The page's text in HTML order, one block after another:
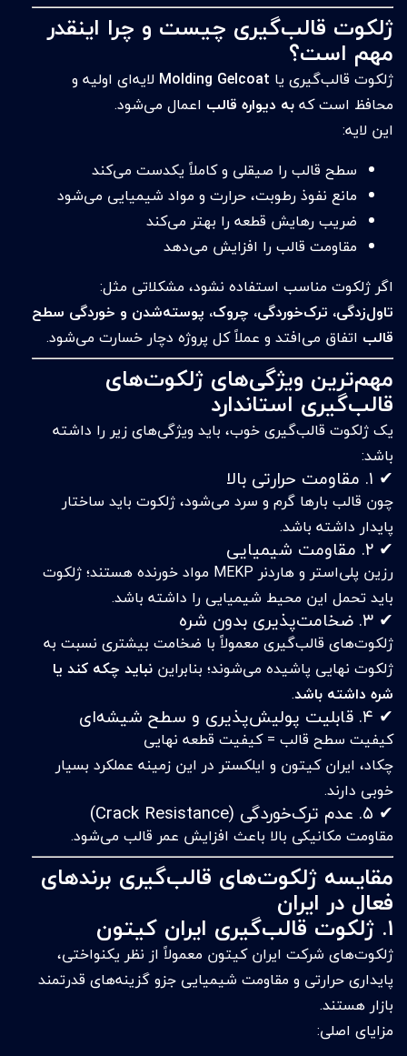
ژلکوت قالب‌گیری چیست و چرا اینقدر
مهم است؟
ژلکوت قالب‌گیری یا Molding Gelcoat لایه‌ای اولیه و
محافظ است کهبه دیواره قالب اعمال می‌شود.
این لایه:
سطح قالب را صیقلی و کاملاً یکدست می‌کند
مانع نفوذ رطوبت، حرارت و مواد شیمیایی می‌شود
ضریب رهایش قطعه را بهتر می‌کند
مقاومت قالب را افزایش می‌دهد
اگر ژلکوت مناسب استفاده نشود، مشکلاتی مثل:
تاول‌زدگی، ترک‌خوردگی، چروک، پوسته‌شدن و خوردگی سطح
قالب اتفاق می‌افتد و عملاً کل پروژه دچار خسارت می‌شود.
مهم‌ترین ویژگی‌های ژلکوت‌های
قالب‌گیری استاندارد
یک ژلکوت قالب‌گیری خوب، باید ویژگی‌های زیر را داشته
باشد:
✔ ۱. مقاومت حرارتی بالا
چون قالب بارها گرم و سرد می‌شود، ژلکوت باید ساختار
پایدار داشته باشد.
✔ ۲. مقاومت شیمیایی
رزین پلی‌استر و هاردنر MEKP مواد خورنده هستند؛ ژلکوت
باید تحمل این محیط شیمیایی را داشته باشد.
✔ ۳. ضخامت‌پذیری بدون شره
ژلکوت‌های قالب‌گیری معمولاً با ضخامت بیشتری نسبت به
ژلکوت نهایی پاشیده می‌شوند؛ بنابراین نباید چکه کند یا
شره داشته باشد.
✔ ۴. قابلیت پولیش‌پذیری و سطح شیشه‌ای
کیفیت سطح قالب = کیفیت قطعه نهایی
چکاد، ایران کیتون و ایلکستر در این زمینه عملکرد بسیار
خوبی دارند.
✔ ۵. عدم ترک‌خوردگی (Crack Resistance)
مقاومت مکانیکی بالا باعث افزایش عمر قالب می‌شود.
مقایسه ژلکوت‌های قالب‌گیری برندهای
فعال در ایران
۱. ژلکوت قالب‌گیری ایران کیتون
ژلکوت‌های شرکت ایران کیتون معمولاً از نظر یکنواختی،
پایداری حرارتی و مقاومت شیمیایی جزو گزینه‌های قدرتمند
بازار هستند.
مزایای اصلی: